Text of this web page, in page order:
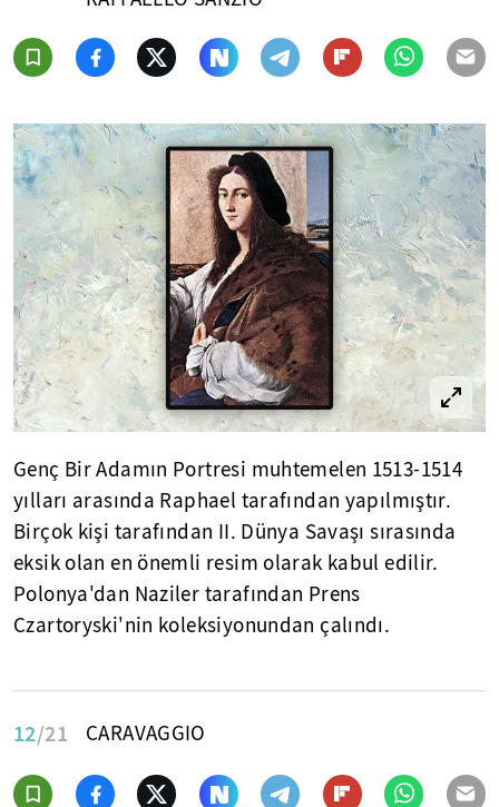
Genç Bir Adamın Portresi muhtemelen 1513-1514
yılları arasında Raphael tarafından yapılmıştır.
Birçok kişi tarafından II. Dünya Savaşı sırasında
eksik olan en önemli resim olarak kabul edilir.
Polonya'dan Naziler tarafından Prens
Czartoryski'nin koleksiyonundan çalındı.
12/21 CARAVAGGIO